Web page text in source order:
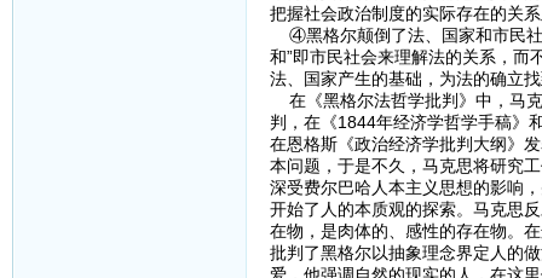
把握社会政治制度的实际存在的关
④黑格尔颠倒了法、国家和市民社
和”即市民社会来理解法的关系，而
法、国家产生的基础，为法的确立
在《黑格尔法哲学批判》中，马
判，在《1844年经济学哲学手稿》
在恩格斯《政治经济学批判大纲》
本问题，于是不久，马克思将研究
深受费尔巴哈人本主义思想的影响
开始了人的本质观的探索。马克思
在物，是肉体的、感性的存在物。
批判了黑格尔以抽象理念界定人的